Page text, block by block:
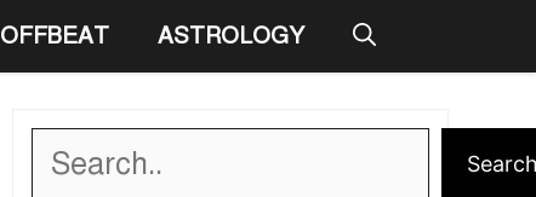
OFFBEAT ASTROLOGY
Search